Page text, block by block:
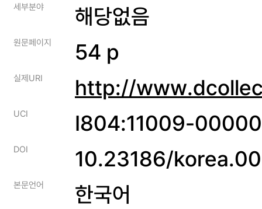
세부분야 해당없음
원문페이지 54 p
실제URI http://
UCI I804:11009-
DOI 10.23186/
본문언어 한국어